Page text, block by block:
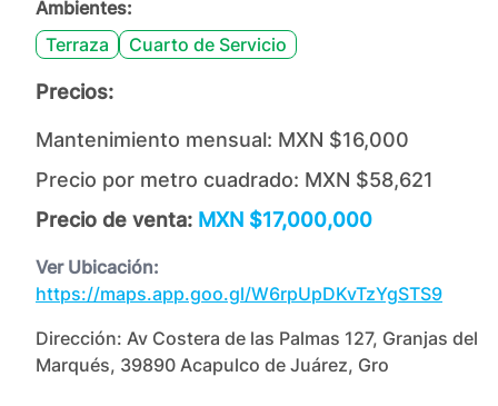
Ambientes:
Terraza
Cuarto de Servicio
Precios:
Mantenimiento mensual: MXN $16,000
Precio por metro cuadrado: MXN $58,621
Precio de venta: MXN $17,000,000
Ver Ubicación:
https://maps.app.goo.gl/W6rpUpDKvTzYgSTS9
Dirección: Av Costera de las Palmas 127, Granjas del
Marqués, 39890 Acapulco de Juárez, Gro